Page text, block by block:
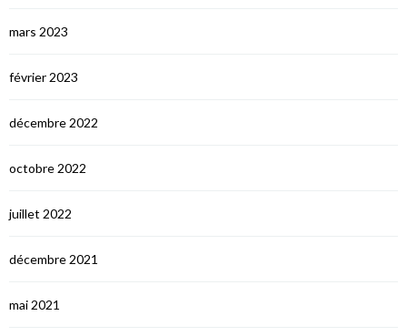
mars 2023
février 2023
décembre 2022
octobre 2022
juillet 2022
décembre 2021
mai 2021